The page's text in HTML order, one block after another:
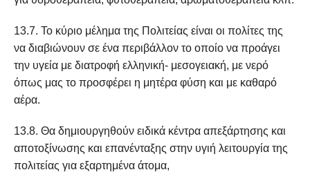
13.7. Το κύριο μέλημα της Πολιτείας είναι οι πολίτες της
να διαβιώνουν σε ένα περιβάλλον το οποίο να προάγει
την υγεία με διατροφή ελληνική- μεσογειακή, με νερό
όπως μας το προσφέρει η μητέρα φύση και με καθαρό
αέρα.
13.8. Θα δημιουργηθούν ειδικά κέντρα απεξάρτησης και
αποτοξίνωσης και επανένταξης στην υγιή λειτουργία της
πολιτείας για εξαρτημένα άτομα,